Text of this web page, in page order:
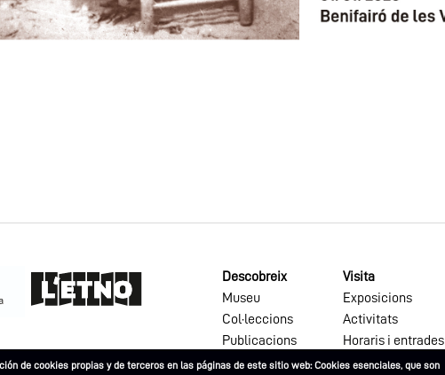
l'Any 2023
Descobreix
Museu
Col·leccions
Publicacions
Visita
Exposicions
Activitats
Horaris i entrades
de cookies propias y de terceros en las páginas de este sitio web: Cookies esenciales, que son